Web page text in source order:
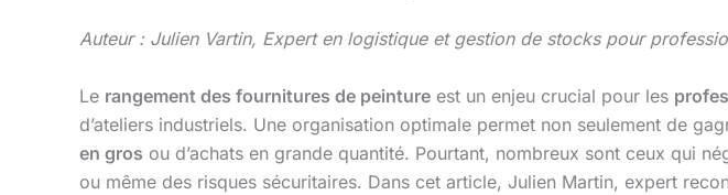
Auteur : Julien Vartin, Expert en logistique et gestion de stocks pour
Le rangement des fournitures de peinture est un enjeu crucial pour les
d’ateliers industriels. Une organisation optimale permet non seulement de
en gros ou d’achats en grande quantité. Pourtant, nombreux sont ceux qui
ou même des risques sécuritaires. Dans cet article, Julien Martin, expert